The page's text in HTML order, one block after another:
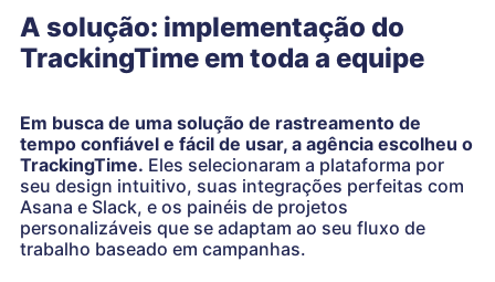
A solução: implementação do
TrackingTime em toda a equipe
Em busca de uma solução de rastreamento de
tempo confiável e fácil de usar, a agência escolheu o
TrackingTime. Eles selecionaram a plataforma por
seu design intuitivo, suas integrações perfeitas com
Asana e Slack, e os painéis de projetos
personalizáveis que se adaptam ao seu fluxo de
trabalho baseado em campanhas.